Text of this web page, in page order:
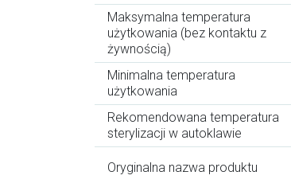
Maksymalna temperatura
użytkowania (bez kontaktu z
żywnością)
Minimalna temperatura
użytkowania
Rekomendowana temperatura
sterylizacji w autoklawie
Oryginalna nazwa produktu